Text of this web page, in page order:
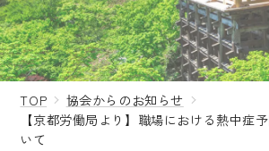
TOP
協会からのお知らせ
【京都労働局より】職場における熱中症
いて